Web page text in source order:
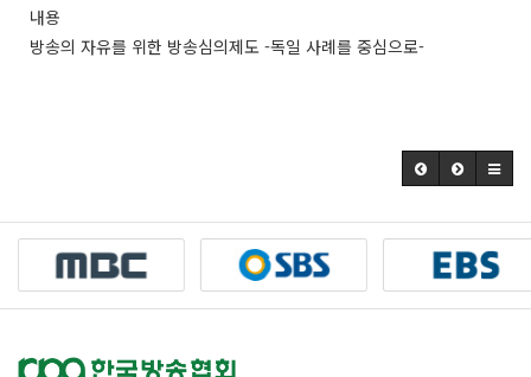
내용
방송의 자유를 위한 방송심의제도 -독일 사례를 중심으로-